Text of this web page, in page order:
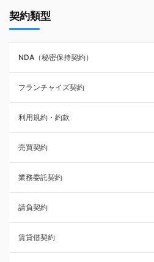
NDA（秘密保持契約）
業務委託契約
利用規約・約款
覚書・合意書・同意書
承諾書
雇用契約
その他契約・書面
売買契約
契約類型
NDA（秘密保持契約）
フランチャイズ契約
利用規約・約款
売買契約
業務委託契約
請負契約
賃貸借契約